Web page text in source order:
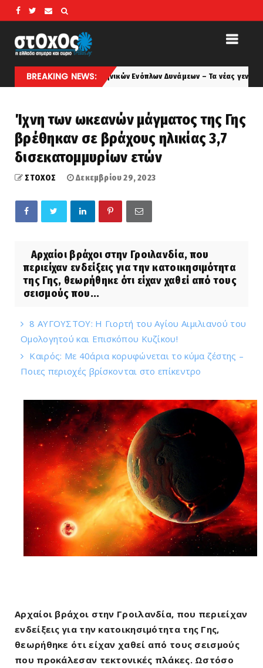
BREAKING NEWS:
Ελληνικών Ενόπλων Δυνάμεων – Τα νέας γενιάς Οπλικά Συστήματα
Ίχνη των ωκεανών μάγματος της Γης
βρέθηκαν σε βράχους ηλικίας 3,7
δισεκατομμυρίων ετών
ΣΤΟΧΟΣ Δεκεμβρίου 29, 2023
Αρχαίοι βράχοι στην Γροιλανδία, που
περιείχαν ενδείξεις για την κατοικησιμότητα
της Γης, θεωρήθηκε ότι είχαν χαθεί από τους
σεισμούς που...
8 ΑΥΓΟΥΣΤΟΥ: Η Γιορτή του Αγίου Αιμιλιανού του
Ομολογητού και Επισκόπου Κυζίκου!
Καιρός: Με 40άρια κορυφώνεται το κύμα ζέστης –
Ποιες περιοχές βρίσκονται στο επίκεντρο
Αρχαίοι βράχοι στην Γροιλανδία, που περιείχαν
ενδείξεις για την κατοικησιμότητα της Γης,
θεωρήθηκε ότι είχαν χαθεί από τους σεισμούς
που προκάλεσαν τεκτονικές πλάκες. Ωστόσο